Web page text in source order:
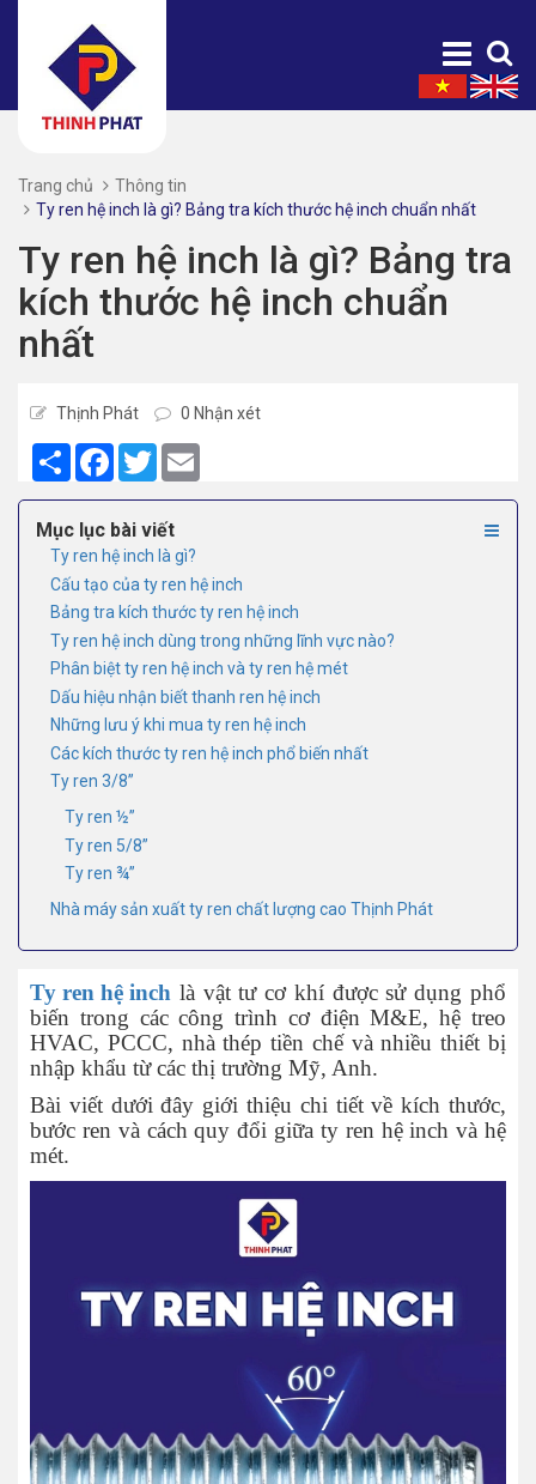
Trang chủ
Thông tin
Ty ren hệ inch là gì? Bảng tra kích thước hệ inch chuẩn nhất
Ty ren hệ inch là gì? Bảng tra
kích thước hệ inch chuẩn
nhất
Thịnh Phát 0 Nhận xét
Share Facebook
Twitter
Mục lục bài viết
Ty ren hệ inch là gì?
Cấu tạo của ty ren hệ inch
Bảng tra kích thước ty ren hệ inch
Ty ren hệ inch dùng trong những lĩnh vực nào?
Phân biệt ty ren hệ inch và ty ren hệ mét
Dấu hiệu nhận biết thanh ren hệ inch
Những lưu ý khi mua ty ren hệ inch
Các kích thước ty ren hệ inch phổ biến nhất
Ty ren 3/8”
Ty ren ½”
Ty ren 5/8”
Ty ren ¾”
Nhà máy sản xuất ty ren chất lượng cao Thịnh Phát
Ty ren hệ inch là vật tư cơ khí được sử dụng phổ
biến trong các công trình cơ điện M&E, hệ treo
HVAC, PCCC, nhà thép tiền chế và nhiều thiết bị
nhập khẩu từ các thị trường Mỹ, Anh.
Bài viết dưới đây giới thiệu chi tiết về kích thước,
bước ren và cách quy đổi giữa ty ren hệ inch và hệ
mét.